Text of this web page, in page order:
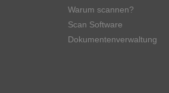
Warum scannen?
Scan Software
Dokumentenverwaltung